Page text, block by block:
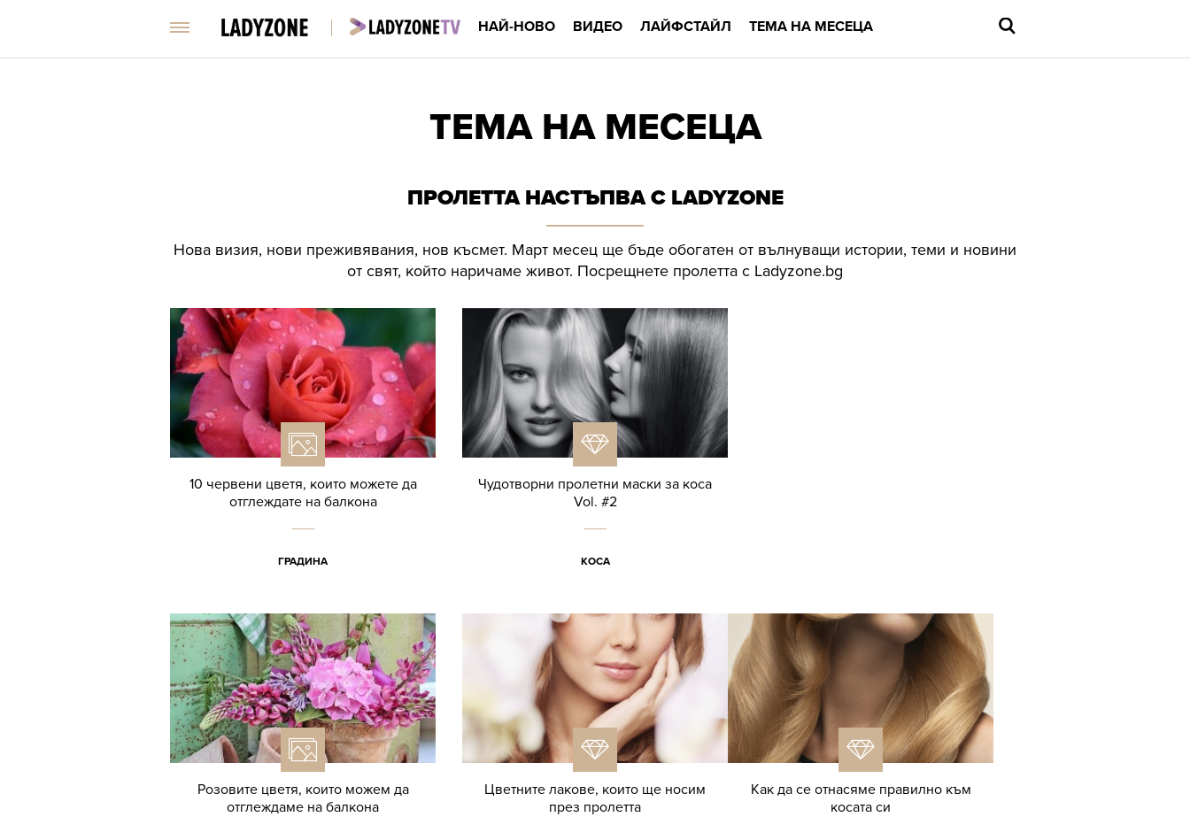
НАЙ-НОВО ВИДЕО ЛАЙФСТАЙЛ ТЕМА НА МЕСЕЦА
Enter
ТЕМА НА МЕСЕЦА
ПРОЛЕТТА НАСТЪПВА С LADYZONE
Нова визия, нови преживявания, нов късмет. Март месец ще бъде обогатен от вълнуващи истории, теми и новини
от свят, който наричаме живот. Посрещнете пролетта с Ladyzone.bg
10 червени цветя, които можете да
отглеждате на балкона
ГРАДИНА
Чудотворни пролетни маски за коса
Vol. #2
КОСА
Розовите цветя, които можем да
отглеждаме на балкона
Цветните лакове, които ще носим
през пролетта
Как да се отнасяме правилно към
косата си